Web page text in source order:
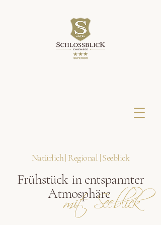
Natürlich | Regional | Seeblick
Frühstück in entspannter
Atmosphäre
mit Seeblick